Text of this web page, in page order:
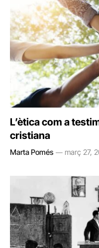
L’ètica com a
cristiana
Marta Pomés març 27,